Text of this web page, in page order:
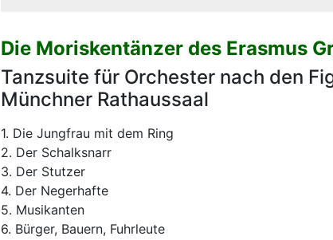
Die Moriskentänzer des Erasmus
Tanzsuite für Orchester nach den
Münchner Rathaussaal
1. Die Jungfrau mit dem Ring
2. Der Schalksnarr
3. Der Stutzer
4. Der Negerhafte
5. Musikanten
6. Bürger, Bauern, Fuhrleute